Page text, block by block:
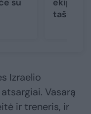
taškus
Izraelio
Vasarą
ir treneris, ir